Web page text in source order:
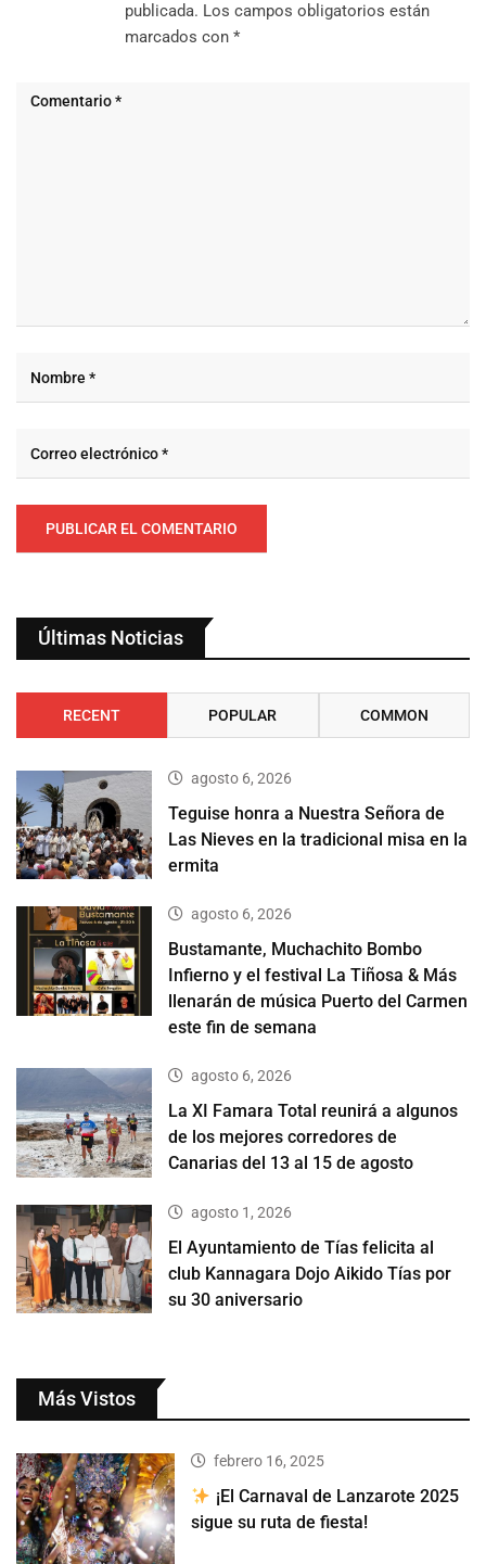
publicada. Los campos obligatorios están
marcados con *
Últimas Noticias
RECENT POPULAR COMMON
agosto 6, 2026
Teguise honra a Nuestra Señora de
Las Nieves en la tradicional misa en la
ermita
agosto 6, 2026
Bustamante, Muchachito Bombo
Infierno y el festival La Tiñosa & Más
llenarán de música Puerto del Carmen
este fin de semana
agosto 6, 2026
La XI Famara Total reunirá a algunos
de los mejores corredores de
Canarias del 13 al 15 de agosto
agosto 1, 2026
El Ayuntamiento de Tías felicita al
club Kannagara Dojo Aikido Tías por
su 30 aniversario
Más Vistos
febrero 16, 2025
¡El Carnaval de Lanzarote 2025
sigue su ruta de fiesta!